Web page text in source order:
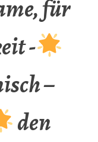
für
-
–
den